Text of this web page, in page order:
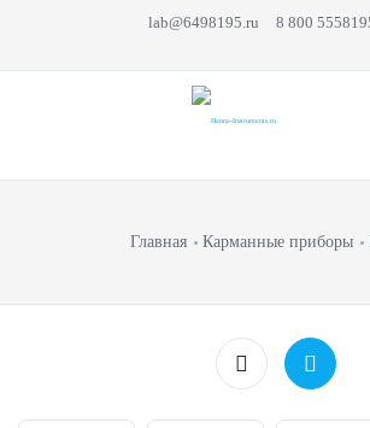
lab@6498195.ru 8 800
Главная Карманные приборы